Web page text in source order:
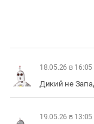
18.05.26 в 16:05
Дикий не
19.05.26 в 13:05